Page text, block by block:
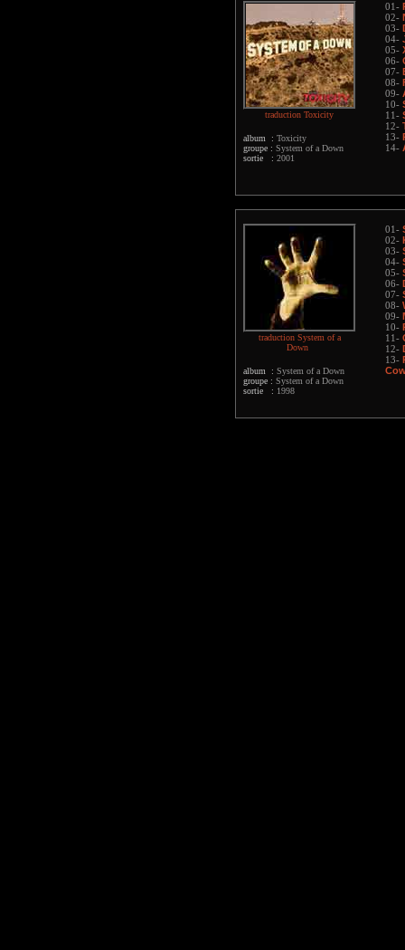
traduction Toxicity
album : Toxicity
groupe : System of a Down
sortie : 2001
01-
02-
03-
04-
05-
06-
07-
08-
09-
10-
11-
12-
13-
14-
traduction System of a
Down
album : System of a Down
groupe : System of a Down
sortie : 1998
01-
02-
03-
04-
05-
06-
07-
08-
09-
10-
11-
12-
13-